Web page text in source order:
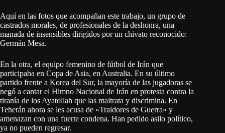
Aquí en las fotos que acompañan este trabajo, un grupo de
castrados morales, de profesionales de la deshonra, una
manada de insensibles dirigidos por un chivato reconocido:
Germán Mesa.
En la otra, el equipo femenino de fútbol de Irán que
participaba en Copa de Asia, en Australia. En su último
partido frente a Korea del Sur, la mayoría de las jugadoras se
negó a cantar el Himno Nacional de Irán en protesta contra la
tiranía de los Ayatollah que las maltrata y discrimina. En
Teherán ahora se les acusa de «Traidores de Guerra» y
amenazan con una fuerte condena. Han pedido asilo político,
ya no pueden regresar.